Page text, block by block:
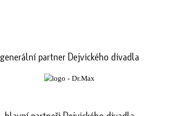
generální partner Dejvického divadla